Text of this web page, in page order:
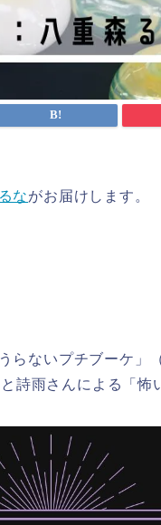
ながお届けします。
らないプチブーケ」
詩雨さんによる「怖